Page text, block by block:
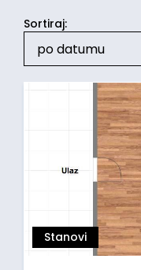
Sortiraj:
po datumu
Stanovi